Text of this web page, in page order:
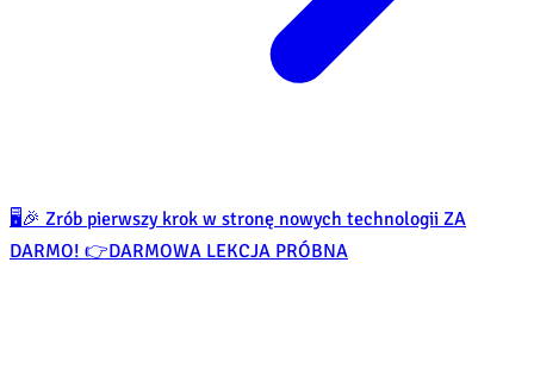
🖥️🎉 Zrób pierwszy krok w stronę nowych technologii ZA
DARMO! 👉DARMOWA LEKCJA PRÓBNA